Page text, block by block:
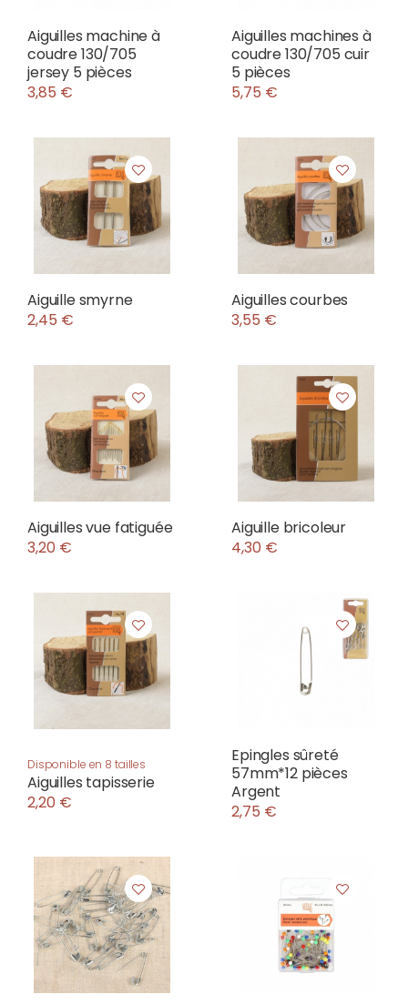
Aiguilles machine à
coudre 130/705
jersey 5 pièces
3,85 €
Aiguilles machines à
coudre 130/705 cuir
5 pièces
5,75 €
Aiguille smyrne
2,45 €
Aiguilles courbes
3,55 €
Aiguilles vue fatiguée
3,20 €
Aiguille bricoleur
4,30 €
Disponible en 8 tailles
Aiguilles tapisserie
2,20 €
Epingles sûreté
57mm*12 pièces
Argent
2,75 €